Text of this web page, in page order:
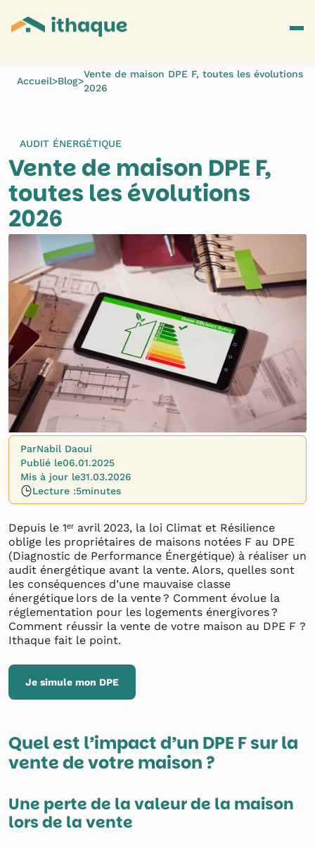
Accueil>Blog>
Vente de maison DPE F, toutes les évolutions
2026
AUDIT ÉNERGÉTIQUE
Vente de maison DPE F,
toutes les évolutions
2026
ParNabil Daoui
Publié le06.01.2025
Mis à jour le31.03.2026
Lecture :5minutes
Depuis le 1ᵉʳ avril 2023, la loi Climat et Résilience
oblige les propriétaires de maisons notées F au DPE
(Diagnostic de Performance Énergétique) à réaliser un
audit énergétique avant la vente. Alors, quelles sont
les conséquences d’une mauvaise classe
énergétique lors de la vente ? Comment évolue la
réglementation pour les logements énergivores ?
Comment réussir la vente de votre maison au DPE F ?
Ithaque fait le point.
Je simule mon DPE
Quel est l’impact d’un DPE F sur la
vente de votre maison ?
Une perte de la valeur de la maison
lors de la vente